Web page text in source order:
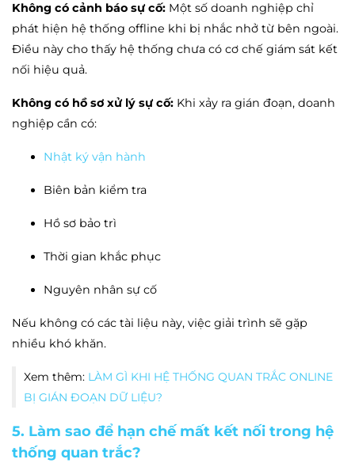
không công khai thông tin môi trường trong hoạt động sản
xuất, kinh doanh.
c) 15.000.000 – 20.000.000 đồng
gian dối khi cung cấp thông tin môi trường.
không cung cấp thông tin môi trường theo quy định.
b) Phạt từ100.000.000 – 150.000.000 đồng
Cung cấp dữ liệu môi trường không trung thực
nhiễm
Buộc công khai thông tin theo quy định
Buộc cải chính thông tin sai sự thật hoặc gây nhầm
lẫn
Không có cảnh báo sự cố: Một số doanh nghiệp chỉ
phát hiện hệ thống offline khi bị nhắc nhở từ bên ngoài.
Điều này cho thấy hệ thống chưa có cơ chế giám sát kết
nối hiệu quả.
Không có hồ sơ xử lý sự cố: Khi xảy ra gián đoạn, doanh
nghiệp cần có:
Nhật ký vận hành
Biên bản kiểm tra
Hồ sơ bảo trì
Thời gian khắc phục
Nguyên nhân sự cố
Nếu không có các tài liệu này, việc giải trình sẽ gặp
nhiều khó khăn.
Xem thêm: LÀM GÌ KHI HỆ THỐNG QUAN TRẮC ONLINE
BỊ GIÁN ĐOẠN DỮ LIỆU?
5. Làm sao để hạn chế mất kết nối trong hệ
thống quan trắc?